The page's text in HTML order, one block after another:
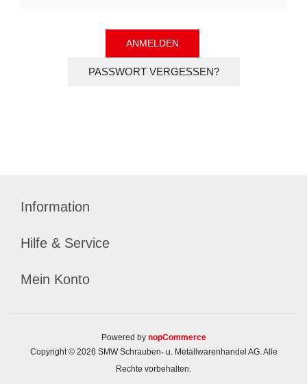
PASSWORT VERGESSEN?
Information
Hilfe & Service
Mein Konto
Powered by nopCommerce
Copyright © 2026 SMW Schrauben- u. Metallwarenhandel AG. Alle
Rechte vorbehalten.